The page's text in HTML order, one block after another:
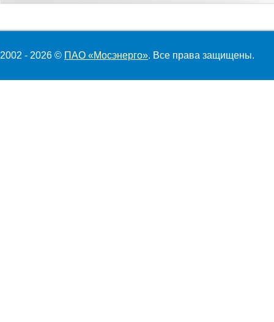
2002 - 2026 © ПАО «Мосэнерго». Все права защищены.